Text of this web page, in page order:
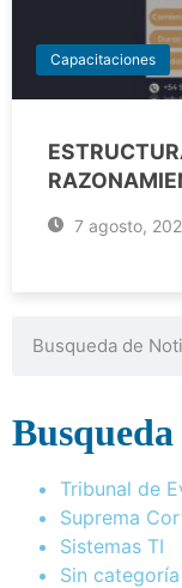
Capacitaciones
7 agosto,
Tribunal de
Suprema
Sistemas TI
Sin categoría